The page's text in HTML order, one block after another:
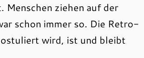
Menschen ziehen auf der
schon immer so. Die Retro-
wird, ist und bleibt